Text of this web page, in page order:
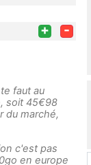
+ -
faut au
soit 45€98
du marché,
c'est pas
en europe